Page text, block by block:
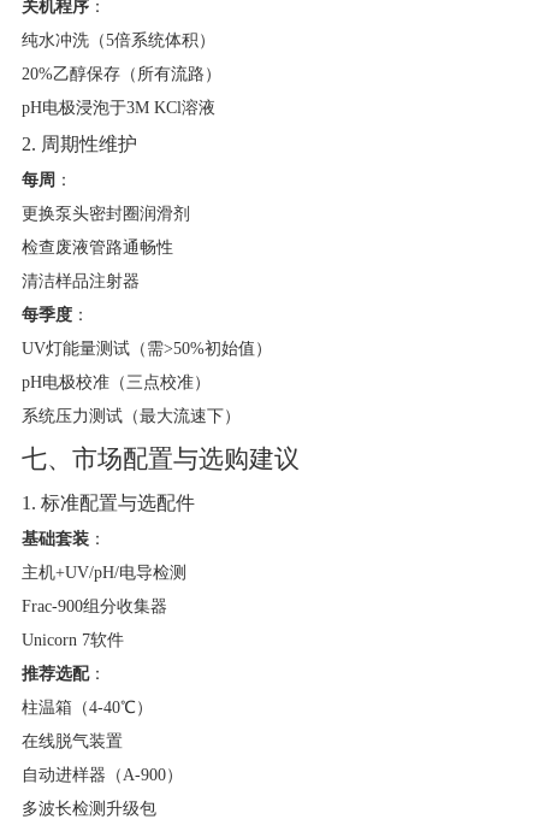
关机程序​：
纯水冲洗（5倍系统体积）
20%乙醇保存（所有流路）
pH电极浸泡于3M KCl溶液
2. 周期性维护
每周 ​：
更换泵头密封圈润滑剂
检查废液管路通畅性
清洁样品注射器
每季度​：
UV灯能量测试（需>50%初始值）
pH电极校准（三点校准）
系统压力测试（最大流速下）
七、市场配置与选购建议
1. 标准配置与选配件
基础套装​：
主机+UV/pH/电导检测
Frac-900组分收集器
Unicorn 7软件
推荐选配​：
柱温箱（4-40℃）
在线脱气装置
自动进样器（A-900）
多波长检测升级包